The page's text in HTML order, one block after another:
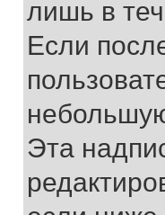
лишь в
Если
Эта